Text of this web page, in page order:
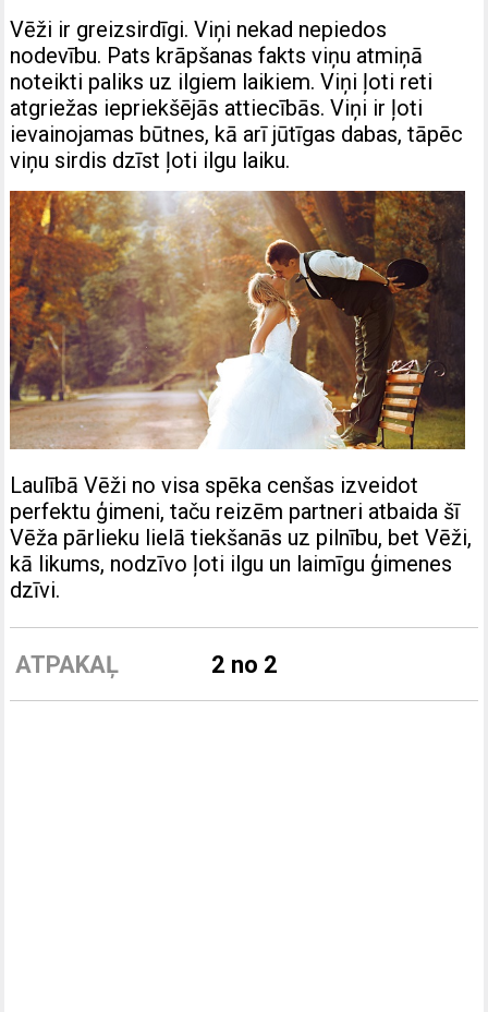
Vēži ir greizsirdīgi. Viņi nekad nepiedos
nodevību. Pats krāpšanas fakts viņu atmiņā
noteikti paliks uz ilgiem laikiem. Viņi ļoti reti
atgriežas iepriekšējās attiecībās. Viņi ir ļoti
ievainojamas būtnes, kā arī jūtīgas dabas, tāpēc
viņu sirdis dzīst ļoti ilgu laiku.
Laulībā Vēži no visa spēka cenšas izveidot
perfektu ģimeni, taču reizēm partneri atbaida šī
Vēža pārlieku lielā tiekšanās uz pilnību, bet Vēži,
kā likums, nodzīvo ļoti ilgu un laimīgu ģimenes
dzīvi.
ATPAKAĻ 2 no 2